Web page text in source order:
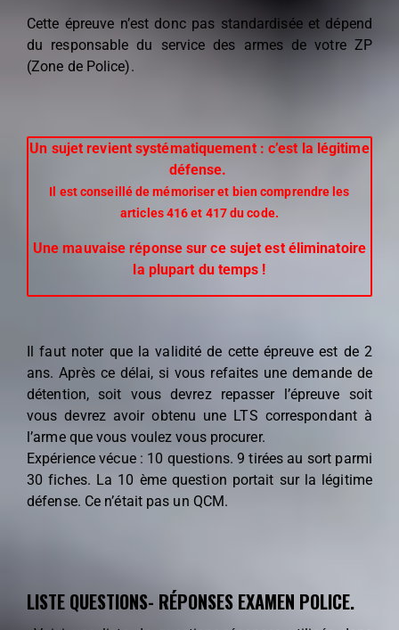
Cette épreuve n’est donc pas standardisée et dépend
du responsable du service des armes de votre ZP
(Zone de Police).
Un sujet revient systématiquement : c’est la légitime
défense.
Il estconseillé de mémoriser et bien comprendre les
articles 416 et 417 du code.
Une mauvaise réponse sur ce sujet est éliminatoire
la plupart du temps !
Il faut noter que la validité de cette épreuve est de 2
ans. Après ce délai, sivous refaites une demande de
détention, soit vous devrez repasser l’épreuve soit
vous devrez avoir obtenu une LTS correspondant à
l’arme que vous voulez vous procurer.
Expérience vécue : 10 questions. 9 tirées au sort parmi
30 fiches. La 10 ème question portait sur la légitime
défense. Ce n’était pas un QCM.
LISTE QUESTIONS- RÉPONSES EXAMEN POLICE.